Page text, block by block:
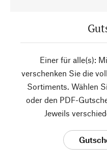
Einer für alle(s):
verschenken Sie die
Sortiments. Wählen
oder den PDF-
Jeweils